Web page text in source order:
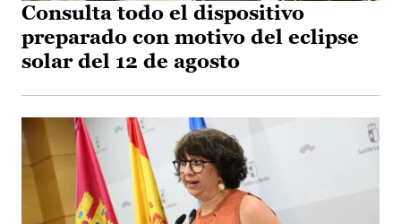
Consulta todo el dispositivo
preparado con motivo del eclipse
solar del 12 de agosto